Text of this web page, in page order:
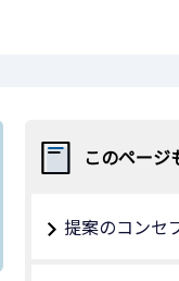
このページ
提案のコンセ